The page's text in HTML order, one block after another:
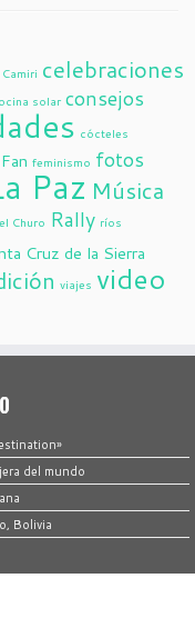
Camiri celebraciones
solar consejos
cócteles
Fan feminismo fotos
Paz Música
Churo Rally ríos
Cruz de la Sierra
viajes video
del mundo
Bolivia